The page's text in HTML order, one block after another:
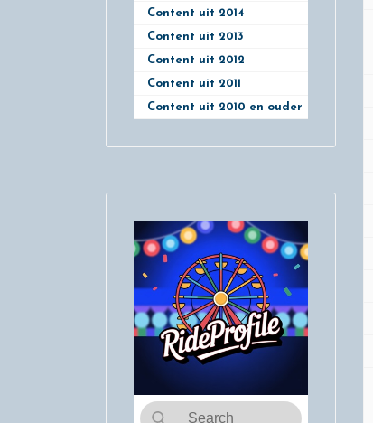
Content uit 2014
Content uit 2013
Content uit 2012
Content uit 2011
Content uit 2010 en ouder